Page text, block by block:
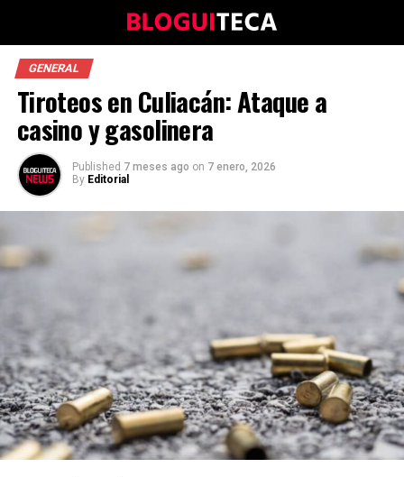
GENERAL
Tiroteos en Culiacán: Ataque a
casino y gasolinera
Published 7 meses ago on 7 enero, 2026
By Editorial